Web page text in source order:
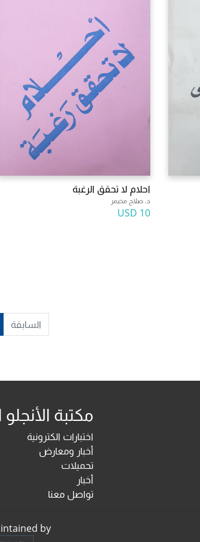
احلام لا تحقق الرغبة
د. صلاح مخيمر
10 USD
السابقة
مكتبة
اختبارات الكترونية
أخبار ومعارض
تحميلات
أخبار
تواصل معنا
by